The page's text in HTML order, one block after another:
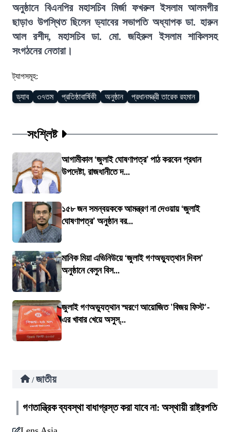
অনুষ্ঠানে বিএনপির মহাসচিব মির্জা ফখরুল ইসলাম আলমগীর
ছাড়াও উপস্থিত ছিলেন ড্যাবের সভাপতি অধ্যাপক ডা. হারুন
আল রশীদ, মহাসচিব ডা. মো. জহিরুল ইসলাম শাকিলসহ
সংগঠনের নেতারা।
ট্যাগসমূহ:
ড্যাব ৩৭তম প্রতিষ্ঠাবার্ষিকী অনুষ্ঠান প্রধানমন্ত্রী তারেক রহমান
সংশ্লিষ্ট
আগামীকাল ‘জুলাই ঘোষণাপত্র’ পাঠ করবেন প্রধান
উপদেষ্টা, রাজধানীতে দ...
১৫৮ জন সমন্বয়ককে আমন্ত্রণ না দেওয়ায় ‘জুলাই
ঘোষণাপত্র’ অনুষ্ঠান বর...
মানিক মিয়া এভিনিউয়ে ‘জুলাই গণঅভ্যুত্থান দিবস’
অনুষ্ঠানে বেলুন বিস...
জুলাই গণঅভ্যুত্থান স্মরণে আয়োজিত 'বিজয় ফিস্ট'-
এর খাবার খেয়ে অসুস্...
/ জাতীয়
গণতান্ত্রিক ব্যবস্থা বাধাগ্রস্ত করা যাবে না: অস্থায়ী রাষ্ট্রপতি